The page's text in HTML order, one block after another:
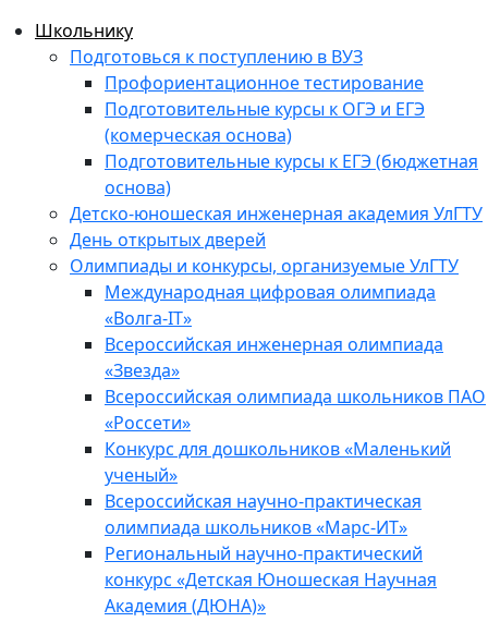
Школьнику
Подготовься к поступлению в ВУЗ
Профориентационное тестирование
Подготовительные курсы к ОГЭ и ЕГЭ
(комерческая основа)
Подготовительные курсы к ЕГЭ (бюджетная
основа)
Детско-юношеская инженерная академия УлГТУ
День открытых дверей
Олимпиады и конкурсы, организуемые УлГТУ
Международная цифровая олимпиада
«Волга-IT»
Всероссийская инженерная олимпиада
«Звезда»
Всероссийская олимпиада школьников ПАО
«Россети»
Конкурс для дошкольников «Маленький
ученый»
Всероссийская научно-практическая
олимпиада школьников «Марс-ИТ»
Региональный научно-практический
конкурс «Детская Юношеская Научная
Академия (ДЮНА)»